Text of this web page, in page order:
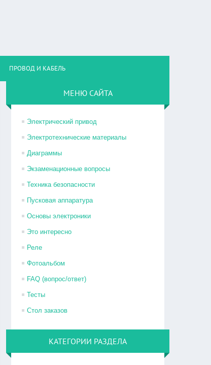
ПРОВОД И КАБЕЛЬ
МЕНЮ САЙТА
Электрический привод
Электротехнические материалы
Диаграммы
Экзаменационные вопросы
Техника безопасности
Пусковая аппаратура
Основы электроники
Это интересно
Реле
Фотоальбом
FAQ (вопрос/ответ)
Тесты
Стол заказов
КАТЕГОРИИ РАЗДЕЛА